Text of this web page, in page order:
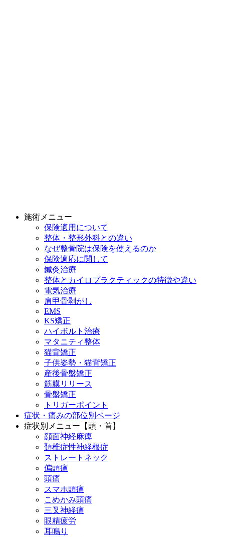
施術メニュー
保険適用について
整体・整形外科との違い
なぜ整骨院は保険を使えるのか
保険適応に関して
鍼灸治療
整体とカイロプラクティックの特徴や違い
電気治療
肩甲骨剥がし
EMS
KS矯正
ハイボルト治療
マタニティ整体
猫背矯正
子供姿勢・猫背矯正
産後骨盤矯正
筋膜リリース
骨盤矯正
トリガーポイント
症状・痛みの部位別ページ
症状別メニュー【頭・首】
顔面神経麻痺
頚椎症性神経根症
ストレートネック
偏頭痛
頭痛
スマホ頭痛
こめかみ頭痛
三叉神経痛
眼精疲労
耳鳴り